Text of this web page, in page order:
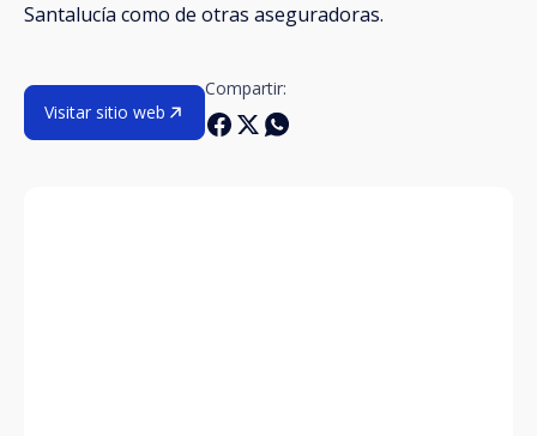
Santalucía como de otras aseguradoras.
Visitar sitio web
Compartir: